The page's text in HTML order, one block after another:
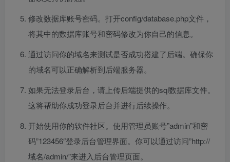
修改数据库账号密码。打开config/database.php文件，
将其中的数据库账号和密码修改为你自己的信息。
通过访问你的域名来测试是否成功搭建了后端。确保你
的域名可以正确解析到后端服务器。
如果无法登录后台，请上传后端提供的sql数据库文件。
这将帮助你成功登录后台并进行后续操作。
开始使用你的软件社区。使用管理员账号”admin”和密
码”123456″登录后台管理界面。你可以通过访问”http://
域名/admin/”来进入后台管理页面。